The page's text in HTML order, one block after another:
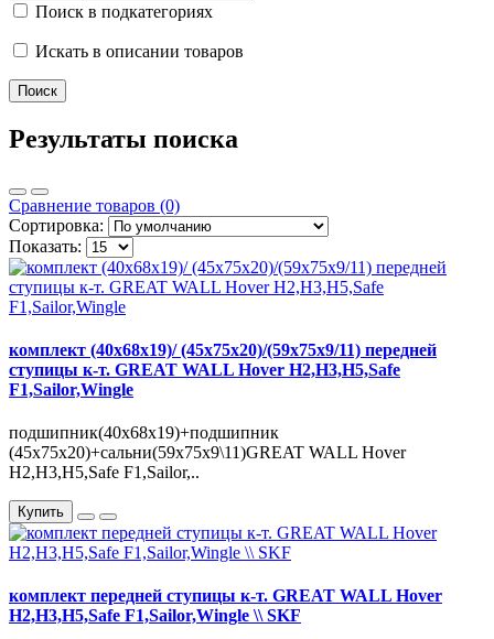
Поиск в подкатегориях
Искать в описании товаров
Результаты поиска
Сравнение товаров (0)
Сортировка:
Показать:
комплект (40x68x19)/ (45x75x20)/(59х75х9/11) передней
ступицы к-т. GREAT WALL Hover H2,H3,H5,Safe
F1,Sailor,Wingle
подшипник(40x68x19)+подшипник
(45x75x20)+сальни(59х75х9\11)GREAT WALL Hover
H2,H3,H5,Safe F1,Sailor,..
Купить
комплект передней ступицы к-т. GREAT WALL Hover
H2,H3,H5,Safe F1,Sailor,Wingle \\ SKF